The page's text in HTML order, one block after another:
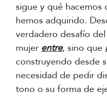
sigue y qué
hemos adquirido.
verdadero desafío
mujer entre, sino que
construyendo desde
necesidad de pedir
tono o su forma de